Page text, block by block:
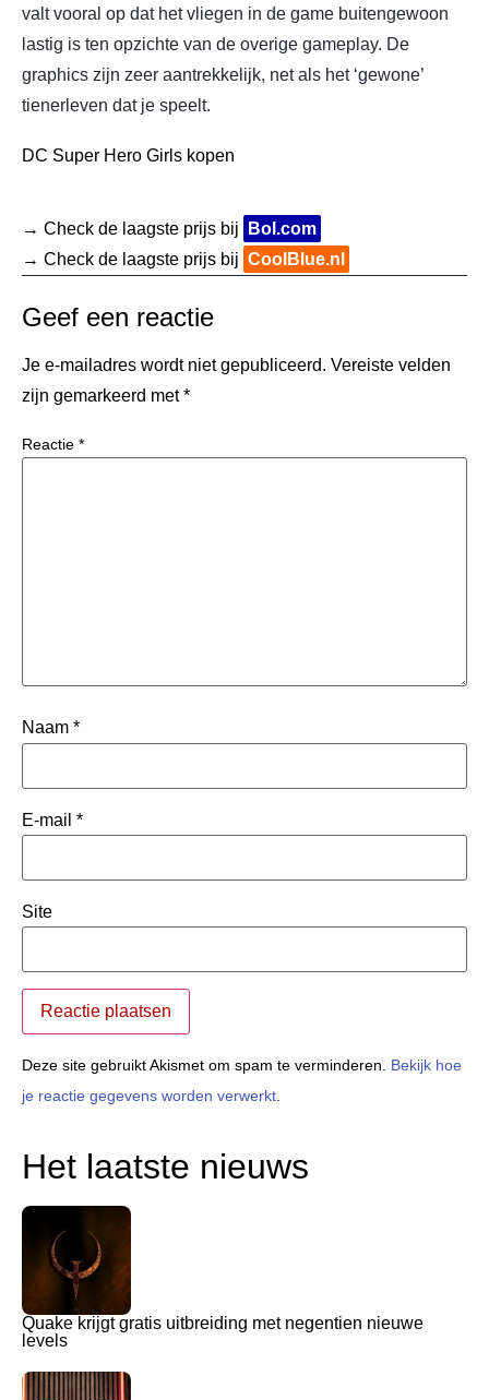
valt vooral op dat het vliegen in de game buitengewoon
lastig is ten opzichte van de overige gameplay. De
graphics zijn zeer aantrekkelijk, net als het ‘gewone’
tienerleven dat je speelt.
DC Super Hero Girls kopen
→ Check de laagste prijs bij
Bol.com
→ Check de laagste prijs bij CoolBlue.nl
Geef een reactie
Je e-mailadres wordt niet gepubliceerd. Vereiste velden
zijn gemarkeerd met*
Reactie *
Naam *
E-mail *
Site
Deze site gebruikt Akismet om spam te verminderen. Bekijk hoe
je reactie gegevens worden verwerkt.
Het laatste nieuws
Quake krijgt gratis uitbreiding met negentien nieuwe
levels